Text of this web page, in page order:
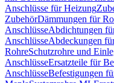
Anschlüsse für Heizung
ZubehörDämmungen für
AnschlüsseAbdichtungen
AnschlüsseAbdeckungen
RohreSchutzrohre und
AnschlüsseErsatzteile für
AnschlüsseBefestigungen